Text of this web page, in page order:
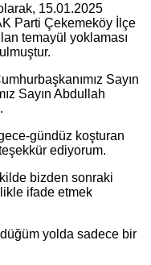
15.01.2025
Parti Çekemeköy İlçe
temayül yoklaması
Sayın
Sayın Abdullah
gündüz koşturan
ediyorum.
bizden sonraki
ifade etmek
yolda sadece bir